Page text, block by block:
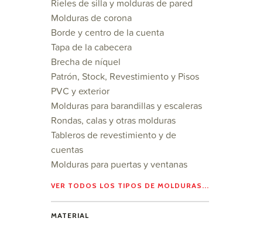
Rieles de silla y molduras de pared
Molduras de corona
Borde y centro de la cuenta
Tapa de la cabecera
Brecha de níquel
Patrón, Stock, Revestimiento y Pisos
PVC y exterior
Molduras para barandillas y escaleras
Rondas, calas y otras molduras
Tableros de revestimiento y de
cuentas
Molduras para puertas y ventanas
VER TODOS LOS TIPOS DE MOLDURAS...
MATERIAL